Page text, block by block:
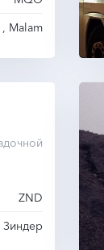
, Malam
ZND
, Зиндер